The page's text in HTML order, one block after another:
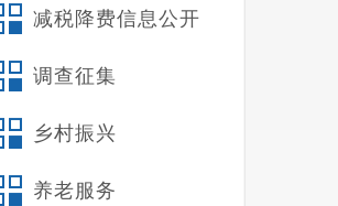
减税降费信息公开
调查征集
乡村振兴
养老服务